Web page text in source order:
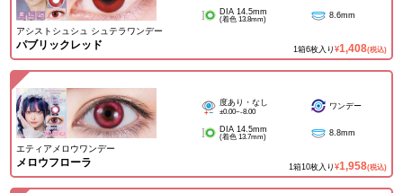
アシストシュシュ シュテラワンデー
パブリックレッド
DIA 14.5mm
(着色 13.8mm) 8.6mm
1箱6枚入り ¥1,408(税込)
エティアメロウワンデー
メロウフローラ
度あり・なし
±0.00~-8.00
ワンデー
DIA 14.5mm
(着色 13.7mm) 8.8mm
1箱10枚入り ¥1,958(税込)